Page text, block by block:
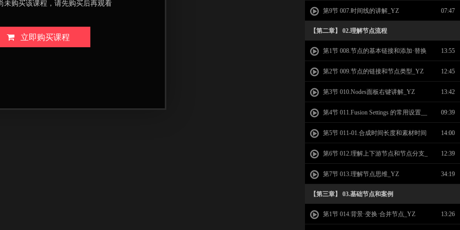
Z 第9节 007.时间线的讲解_YZ 07:47
【第二章】 02.理解节点流程
第1节 008.节点的基本链接和添加·替换
_YZ
13:55
第2节 009.节点的链接和节点类型_YZ 12:45
第3节 010.Nodes面板右键讲解_YZ 13:42
第4节 011.Fusion Settings 的常用设置__
YZ
09:39
第5节 011-01.合成时间长度和素材时间
长度_YZ
14:00
第6节 012.理解上下游节点和节点分支_
YZ
12:39
第7节 013.理解节点思维_YZ 34:19
【第三章】 03.基础节点和案例
第1节 014.背景·变换·合并节点_YZ 13:26
未购买该课程，请先购买后再观看
立即购买课程